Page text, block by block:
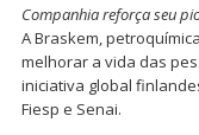
Companhia reforça seu
A Braskem,
melhorar a vida das
iniciativa global
Fiesp e Senai.